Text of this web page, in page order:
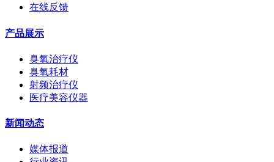
在线反馈
产品展示
臭氧治疗仪
臭氧耗材
射频治疗仪
医疗美容仪器
新闻动态
媒体报道